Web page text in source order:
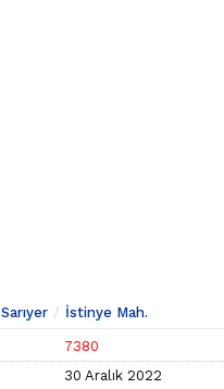
Sarıyer İstinye Mah.
7380
30 Aralık 2022